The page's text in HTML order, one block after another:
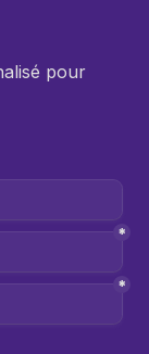
pour
*
*